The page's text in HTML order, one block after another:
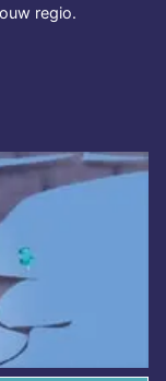
regio.